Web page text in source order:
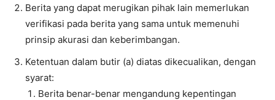
Berita yang dapat merugikan pihak lain memerlukan
verifikasi pada berita yang sama untuk memenuhi
prinsip akurasi dan keberimbangan.
Ketentuan dalam butir (a) diatas dikecualikan, dengan
syarat:
Berita benar-benar mengandung kepentingan